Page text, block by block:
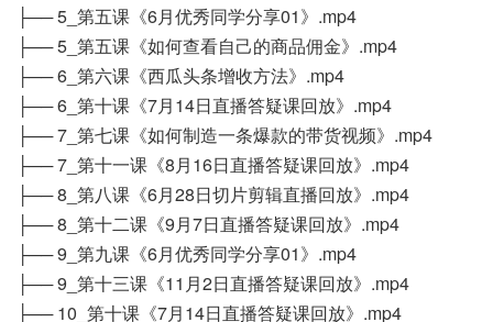
├── 5_第五课《6月优秀同学分享01》.mp4
├── 5_第五课《如何查看自己的商品佣金》.mp4
├── 6_第六课《西瓜头条增收方法》.mp4
├── 6_第十课《7月14日直播答疑课回放》.mp4
├── 7_第七课《如何制造一条爆款的带货视频》.mp4
├── 7_第十一课《8月16日直播答疑课回放》.mp4
├── 8_第八课《6月28日切片剪辑直播回放》.mp4
├── 8_第十二课《9月7日直播答疑课回放》.mp4
├── 9_第九课《6月优秀同学分享01》.mp4
├── 9_第十三课《11月2日直播答疑课回放》.mp4
├── 10_第十课《7月14日直播答疑课回放》.mp4